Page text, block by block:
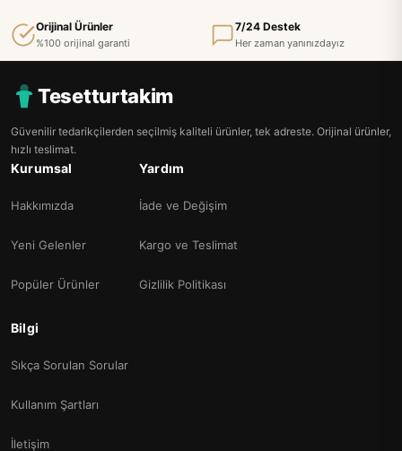
Orijinal Ürünler
%100 orijinal garanti
7/24 Destek
Her zaman yanınızdayız
Tesetturtakim
Güvenilir tedarikçilerden seçilmiş kaliteli ürünler, tek adreste. Orijinal ürünler,
hızlı teslimat.
Kurumsal
Hakkımızda
Yeni Gelenler
Popüler Ürünler
Yardım
İade ve Değişim
Kargo ve Teslimat
Gizlilik Politikası
Bilgi
Sıkça Sorulan Sorular
Kullanım Şartları
İletişim